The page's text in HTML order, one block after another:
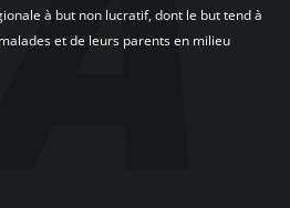
à but non lucratif, dont le but tend à
et de leurs parents en milieu